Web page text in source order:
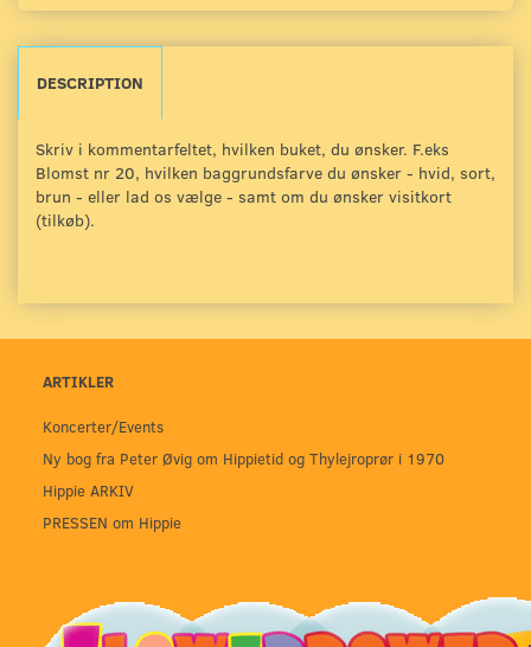
DESCRIPTION
Skriv i kommentarfeltet, hvilken buket, du ønsker. F.eks
Blomst nr 20, hvilken baggrundsfarve du ønsker - hvid, sort,
brun - eller lad os vælge - samt om du ønsker visitkort
(tilkøb).
ARTIKLER
Koncerter/Events
Ny bog fra Peter Øvig om Hippietid og Thylejroprør i 1970
Hippie ARKIV
PRESSEN om Hippie